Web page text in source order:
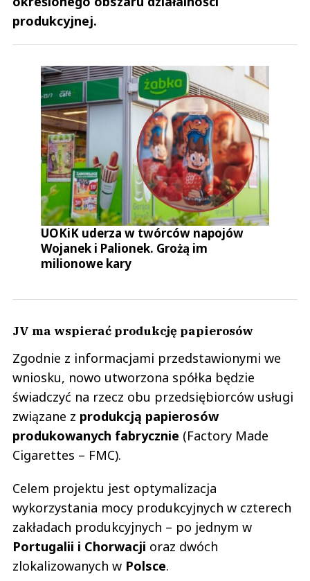
produkcyjnej.
UOKiK uderza w twórców napojów
Wojanek i Palionek. Grożą im
milionowe kary
JV ma wspierać produkcję papierosów
Zgodnie z informacjami przedstawionymi we
wniosku, nowo utworzona spółka będzie
świadczyć na rzecz obu przedsiębiorców usługi
związane z produkcją papierosów
produkowanych fabrycznie (Factory Made
Cigarettes – FMC).
Celem projektu jest optymalizacja
wykorzystania mocy produkcyjnych w czterech
zakładach produkcyjnych – po jednym w
Portugalii i Chorwacji oraz dwóch
zlokalizowanych w Polsce.